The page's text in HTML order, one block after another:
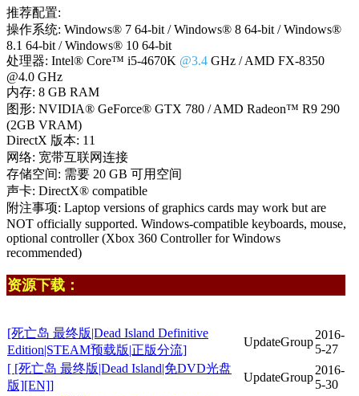
推荐配置:
操作系统: Windows® 7 64-bit / Windows® 8 64-bit / Windows®
8.1 64-bit / Windows® 10 64-bit
处理器: Intel® Core™ i5-4670K @3.4 GHz / AMD FX-8350
@4.0 GHz
内存: 8 GB RAM
图形: NVIDIA® GeForce® GTX 780 / AMD Radeon™ R9 290
(2GB VRAM)
DirectX 版本: 11
网络: 宽带互联网连接
存储空间: 需要 20 GB 可用空间
声卡: DirectX® compatible
附注事项: Laptop versions of graphics cards may work but are
NOT officially supported. Windows-compatible keyboards, mouse,
optional controller (Xbox 360 Controller for Windows
recommended)
资源下载：
[死亡岛 最终版|Dead Island Definitive
Edition|STEAM预载版|正版分流]
UpdateGroup
2016-
5-27
[ [死亡岛 最终版|Dead Island|免DVD光盘
版][EN]]
UpdateGroup
2016-
5-30